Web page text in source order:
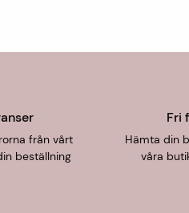
från vårt
beställning
Fri
Hämta din
våra